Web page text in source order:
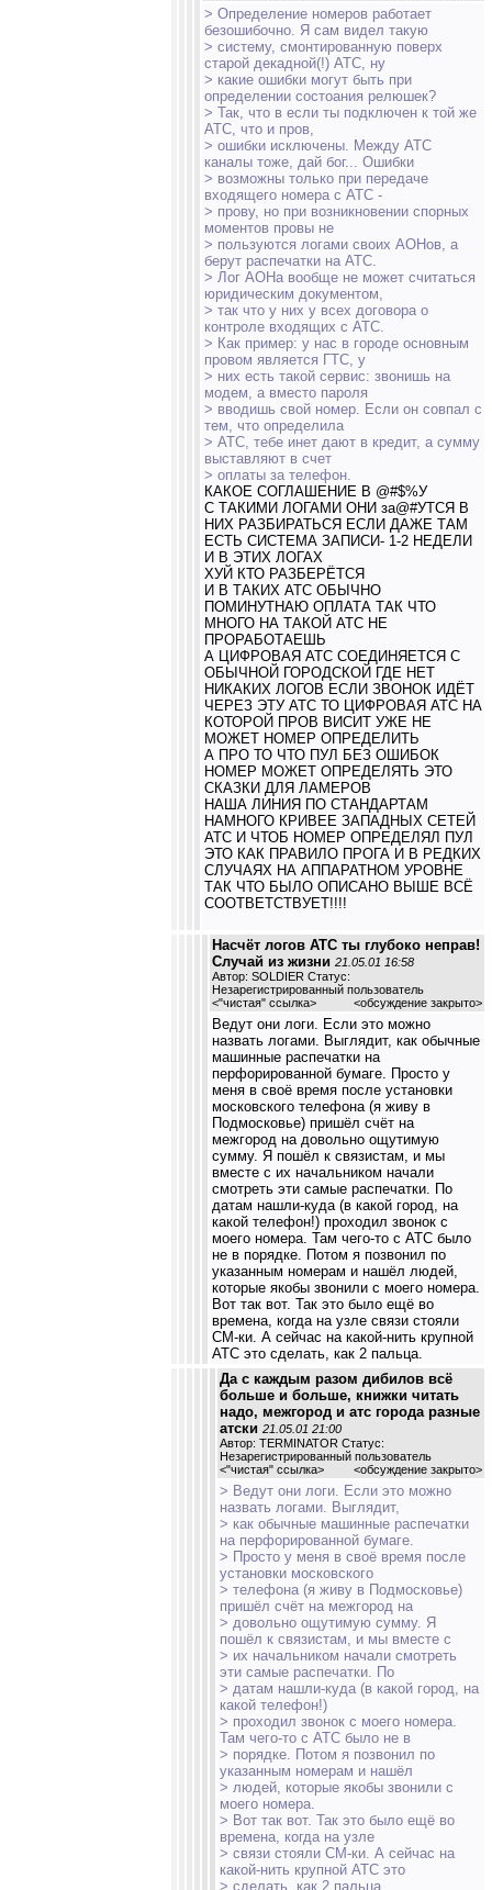
> Определение номеров работает
безошибочно. Я сам видел такую
> систему, смонтированную поверх
старой декадной(!) АТС, ну
> какие ошибки могут быть при
определении состоания релюшек?
> Так, что в если ты подключен к той же
АТС, что и пров,
> ошибки исключены. Между АТС
каналы тоже, дай бог... Ошибки
> возможны только при передаче
входящего номера с АТС -
> прову, но при возникновении спорных
моментов провы не
> пользуются логами своих АОНов, а
берут распечатки на АТС.
> Лог АОНа вообще не может считаться
юридическим документом,
> так что у них у всех договора о
контроле входящих с АТС.
> Как пример: у нас в городе основным
провом является ГТС, у
> них есть такой сервис: звонишь на
модем, а вместо пароля
> вводишь свой номер. Если он совпал с
тем, что определила
> АТС, тебе инет дают в кредит, а сумму
выставляют в счет
> оплаты за телефон.
КАКОЕ СОГЛАШЕНИЕ В @#$%У
С ТАКИМИ ЛОГАМИ ОНИ за@#УТСЯ В
НИХ РАЗБИРАТЬСЯ ЕСЛИ ДАЖЕ ТАМ
ЕСТЬ СИСТЕМА ЗАПИСИ- 1-2 НЕДЕЛИ
И В ЭТИХ ЛОГАХ
ХУЙ КТО РАЗБЕРЁТСЯ
И В ТАКИХ АТС ОБЫЧНО
ПОМИНУТНАЮ ОПЛАТА ТАК ЧТО
МНОГО НА ТАКОЙ АТС НЕ
ПРОРАБОТАЕШЬ
А ЦИФРОВАЯ АТС СОЕДИНЯЕТСЯ С
ОБЫЧНОЙ ГОРОДСКОЙ ГДЕ НЕТ
НИКАКИХ ЛОГОВ ЕСЛИ ЗВОНОК ИДЁТ
ЧЕРЕЗ ЭТУ АТС ТО ЦИФРОВАЯ АТС НА
КОТОРОЙ ПРОВ ВИСИТ УЖЕ НЕ
МОЖЕТ НОМЕР ОПРЕДЕЛИТЬ
А ПРО ТО ЧТО ПУЛ БЕЗ ОШИБОК
НОМЕР МОЖЕТ ОПРЕДЕЛЯТЬ ЭТО
СКАЗКИ ДЛЯ ЛАМЕРОВ
НАША ЛИНИЯ ПО СТАНДАРТАМ
НАМНОГО КРИВЕЕ ЗАПАДНЫХ СЕТЕЙ
АТС И ЧТОБ НОМЕР ОПРЕДЕЛЯЛ ПУЛ
ЭТО КАК ПРАВИЛО ПРОГА И В РЕДКИХ
СЛУЧАЯХ НА АППАРАТНОМ УРОВНЕ
ТАК ЧТО БЫЛО ОПИСАНО ВЫШЕ ВСЁ
СООТВЕТСТВУЕТ!!!!
Насчёт логов АТС ты глубоко неправ!
Случай из жизни 21.05.01 16:58
Автор: SOLDIER Статус:
Незарегистрированный пользователь
<"чистая" ссылка> <обсуждение закрыто>
Ведут они логи. Если это можно
назвать логами. Выглядит, как обычные
машинные распечатки на
перфорированной бумаге. Просто у
меня в своё время после установки
московского телефона (я живу в
Подмосковье) пришёл счёт на
межгород на довольно ощутимую
сумму. Я пошёл к связистам, и мы
вместе с их начальником начали
смотреть эти самые распечатки. По
датам нашли-куда (в какой город, на
какой телефон!) проходил звонок с
моего номера. Там чего-то с АТС было
не в порядке. Потом я позвонил по
указанным номерам и нашёл людей,
которые якобы звонили с моего номера.
Вот так вот. Так это было ещё во
времена, когда на узле связи стояли
СМ-ки. А сейчас на какой-нить крупной
АТС это сделать, как 2 пальца.
Да с каждым разом дибилов всё
больше и больше, книжки читать
надо, межгород и атс города разные
атски 21.05.01 21:00
Автор: TERMINATOR Статус:
Незарегистрированный пользователь
<"чистая" ссылка> <обсуждение закрыто>
> Ведут они логи. Если это можно
назвать логами. Выглядит,
> как обычные машинные распечатки
на перфорированной бумаге.
> Просто у меня в своё время после
установки московского
> телефона (я живу в Подмосковье)
пришёл счёт на межгород на
> довольно ощутимую сумму. Я
пошёл к связистам, и мы вместе с
> их начальником начали смотреть
эти самые распечатки. По
> датам нашли-куда (в какой город, на
какой телефон!)
> проходил звонок с моего номера.
Там чего-то с АТС было не в
> порядке. Потом я позвонил по
указанным номерам и нашёл
> людей, которые якобы звонили с
моего номера.
> Вот так вот. Так это было ещё во
времена, когда на узле
> связи стояли СМ-ки. А сейчас на
какой-нить крупной АТС это
> сделать, как 2 пальца.